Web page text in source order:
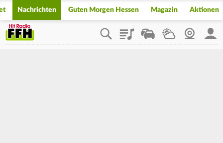
Nachrichten Guten Morgen Hessen Magazin Aktionen
PlaylistStaupilotWetterWebcam